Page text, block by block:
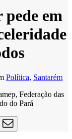
em
Política, Santarém
Federação das
do Pará